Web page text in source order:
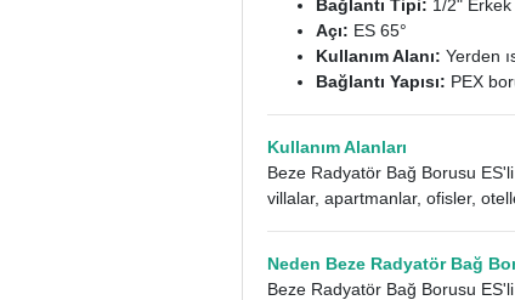
Bağlantı Tipi: 1/2"
Açı: ES 65°
Kullanım Alanı: Yerden
Bağlantı Yapısı: PEX
Kullanım Alanları
Beze Radyatör Bağ Borusu ES'li
villalar, apartmanlar, ofisler,
Neden Beze Radyatör Bağ
Beze Radyatör Bağ Borusu